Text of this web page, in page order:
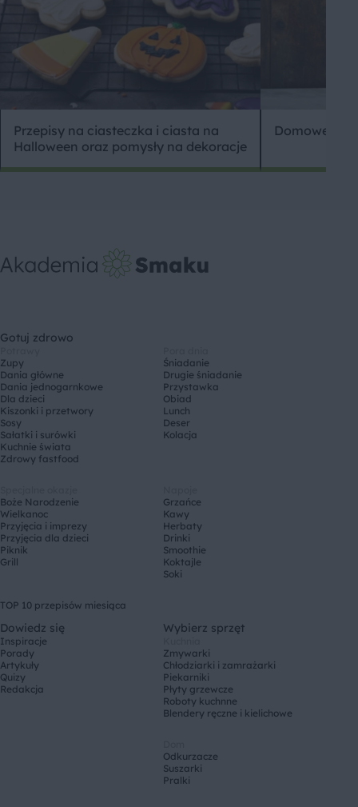
Przepisy na ciasteczka i ciasta na
Halloween oraz pomysły na dekoracje
Domowe
Gotuj zdrowo
Zupy
Dania główne
Dania jednogarnkowe
Dla dzieci
Kiszonki i przetwory
Sosy
Sałatki i surówki
Kuchnie świata
Zdrowy fastfood
Śniadanie
Drugie śniadanie
Przystawka
Obiad
Lunch
Deser
Kolacja
Boże Narodzenie
Wielkanoc
Przyjęcia i imprezy
Przyjęcia dla dzieci
Piknik
Grill
Grzańce
Kawy
Herbaty
Drinki
Smoothie
Koktajle
Soki
TOP 10 przepisów miesiąca
Dowiedz się
Inspiracje
Porady
Artykuły
Quizy
Redakcja
Wybierz sprzęt
Zmywarki
Chłodziarki i zamrażarki
Piekarniki
Płyty grzewcze
Roboty kuchnne
Blendery ręczne i kielichowe
Odkurzacze
Suszarki
Pralki